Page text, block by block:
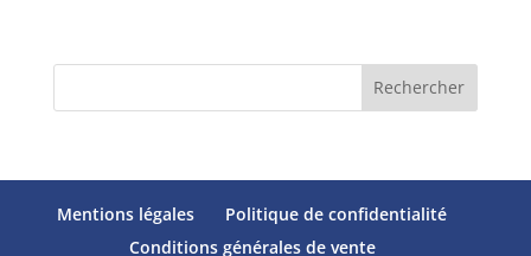
Rechercher
Mentions légales
Politique de confidentialité
Conditions générales de vente